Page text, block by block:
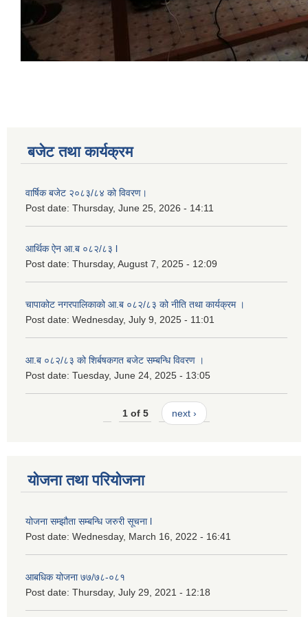
बजेट तथा कार्यक्रम
वार्षिक बजेट २०८३/८४ को विवरण।
Post date: Thursday, June 25, 2026 - 14:11
आर्थिक ऐन आ.ब ०८२/८३ l
Post date: Thursday, August 7, 2025 - 12:09
चापाकोट नगरपालिकाको आ.ब ०८२/८३ को नीति तथा कार्यक्रम ।
Post date: Wednesday, July 9, 2025 - 11:01
आ.ब ०८२/८३ को शिर्बषकगत बजेट सम्बन्धि विवरण ।
Post date: Tuesday, June 24, 2025 - 13:05
1 of 5 next ›
योजना तथा परियोजना
योजना सम्झौता सम्बन्धि जरुरी सूचना l
Post date: Wednesday, March 16, 2022 - 16:41
आबधिक योजना ७७/७८-०८१
Post date: Thursday, July 29, 2021 - 12:18